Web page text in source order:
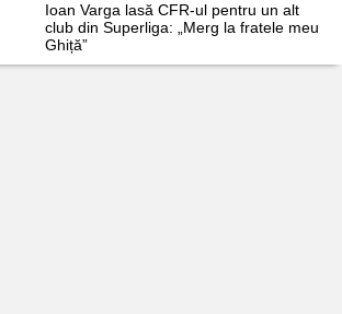
Ioan Varga lasă CFR-ul pentru un alt
club din Superliga: „Merg la fratele meu
Ghiță”